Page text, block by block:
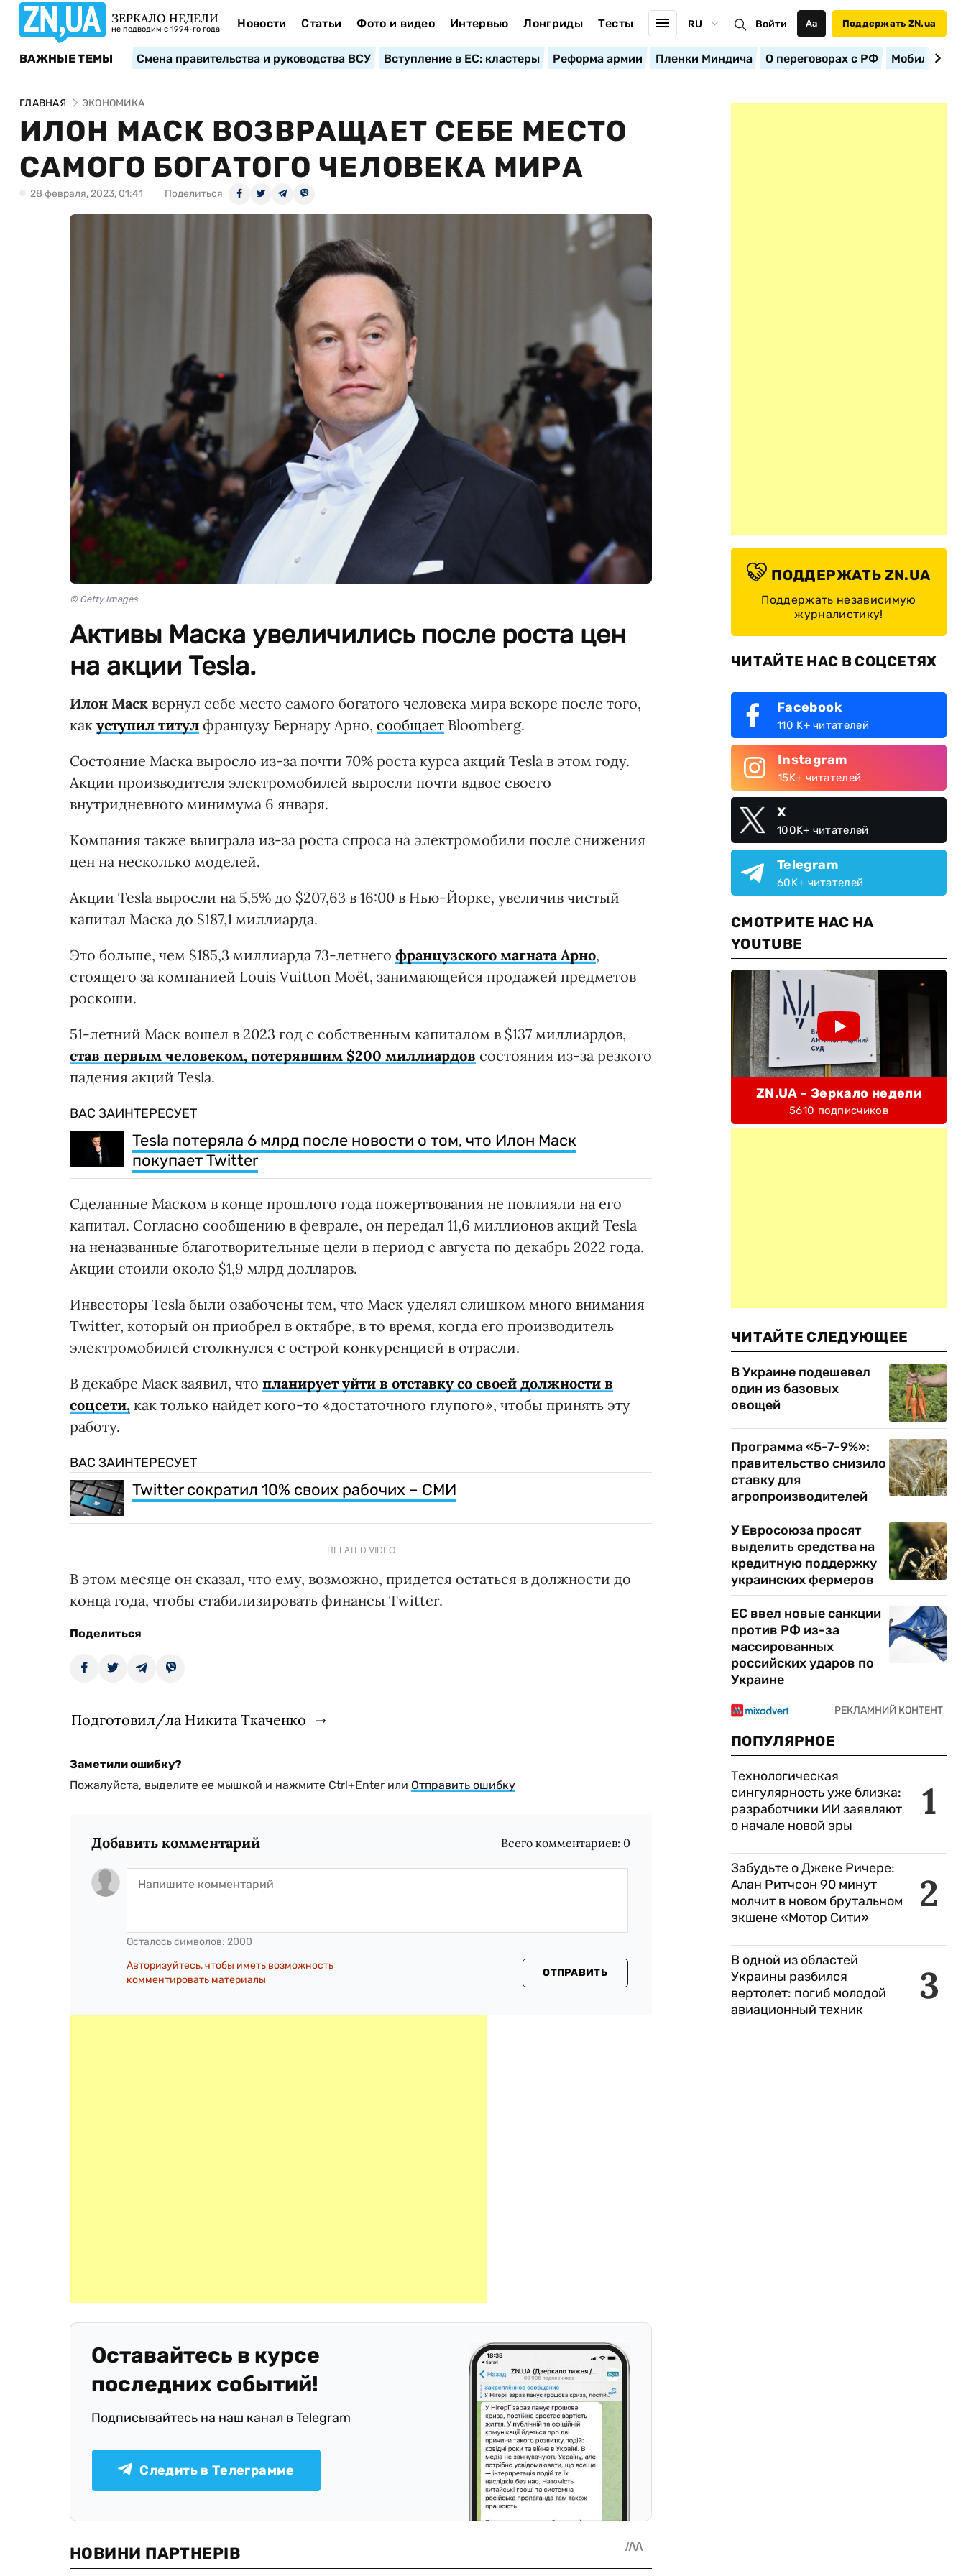
ЗЕРКАЛО НЕДЕЛИ
не подводим с 1994-го года Новости Статьи Фото и видео Интервью Лонгриды Тесты RU Войти Аа Поддержать ZN.ua
ВАЖНЫЕ ТЕМЫ Смена правительства и руководства ВСУ Вступление в ЕС: кластеры Реформа армии Пленки Миндича О переговорах с РФ
ГЛАВНАЯ ЭКОНОМИКА
ИЛОН МАСК ВОЗВРАЩАЕТ СЕБЕ МЕСТО
САМОГО БОГАТОГО ЧЕЛОВЕКА МИРА
28 февраля, 2023, 01:41 Поделиться
© Getty Images
Активы Маска увеличились после роста цен
на акции Tesla.
Илон Маск вернул себе место самого богатого человека мира вскоре после того,
как уступил титул французу Бернару Арно, сообщает Bloomberg.
Состояние Маска выросло из-за почти 70% роста курса акций Tesla в этом году.
Акции производителя электромобилей выросли почти вдвое своего
внутридневного минимума 6 января.
Компания также выиграла из-за роста спроса на электромобили после снижения
цен на несколько моделей.
Акции Tesla выросли на 5,5% до $207,63 в 16:00 в Нью-Йорке, увеличив чистый
капитал Маска до $187,1 миллиарда.
Это больше, чем $185,3 миллиарда 73-летнего французского магната Арно,
стоящего за компанией Louis Vuitton Moët, занимающейся продажей предметов
роскоши.
51-летний Маск вошел в 2023 год с собственным капиталом в $137 миллиардов,
став первым человеком, потерявшим $200 миллиардов состояния из-за резкого
падения акций Tesla.
ВАС ЗАИНТЕРЕСУЕТ
Tesla потеряла 6 млрд после новости о том, что Илон Маск
покупает Twitter
Сделанные Маском в конце прошлого года пожертвования не повлияли на его
капитал. Согласно сообщению в феврале, он передал 11,6 миллионов акций Tesla
на неназванные благотворительные цели в период с августа по декабрь 2022 года.
Акции стоили около $1,9 млрд долларов.
Инвесторы Tesla были озабочены тем, что Маск уделял слишком много внимания
Twitter, который он приобрел в октябре, в то время, когда его производитель
электромобилей столкнулся с острой конкуренцией в отрасли.
В декабре Маск заявил, что планирует уйти в отставку со своей должности в
соцсети, как только найдет кого-то «достаточного глупого», чтобы принять эту
работу.
ВАС ЗАИНТЕРЕСУЕТ
Twitter сократил 10% своих рабочих – СМИ
RELATED VIDEO
В этом месяце он сказал, что ему, возможно, придется остаться в должности до
конца года, чтобы стабилизировать финансы Twitter.
Поделиться
Подготовил/ла Никита Ткаченко
Заметили ошибку?
Пожалуйста, выделите ее мышкой и нажмите Ctrl+Enter или Отправить ошибку
Добавить комментарий Всего комментариев: 0
Осталось символов: 2000
Авторизуйтесь, чтобы иметь возможность
комментировать материалы
ОТПРАВИТЬ
Оставайтесь в курсе
последних событий!
Подписывайтесь на наш канал в Telegram
Следить в Телеграмме
ПОДДЕРЖАТЬ ZN.UA
Поддержать независимую
журналистику!
ЧИТАЙТЕ НАС В СОЦСЕТЯХ
Facebook
110 K+ читателей
Instagram
15K+ читателей
X
100K+ читателей
Telegram
60K+ читателей
СМОТРИТЕ НАС НА
YOUTUBE
ZN.UA - Зеркало недели
5610 подписчиков
ЧИТАЙТЕ СЛЕДУЮЩЕЕ
В Украине подешевел
один из базовых
овощей
Программа «5-7-9%»:
правительство снизило
ставку для
агропроизводителей
У Евросоюза просят
выделить средства на
кредитную поддержку
украинских фермеров
ЕС ввел новые санкции
против РФ из-за
массированных
российских ударов по
Украине
ПОПУЛЯРНОЕ
1
Технологическая
сингулярность уже близка:
разработчики ИИ заявляют
о начале новой эры
2
Забудьте о Джеке Ричере:
Алан Ритчсон 90 минут
молчит в новом брутальном
экшене «Мотор Сити»
3
В одной из областей
Украины разбился
вертолет: погиб молодой
авиационный техник